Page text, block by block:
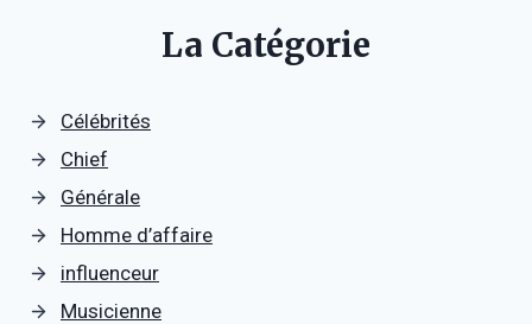
La Catégorie
Célébrités
Chief
Générale
Homme d’affaire
influenceur
Musicienne